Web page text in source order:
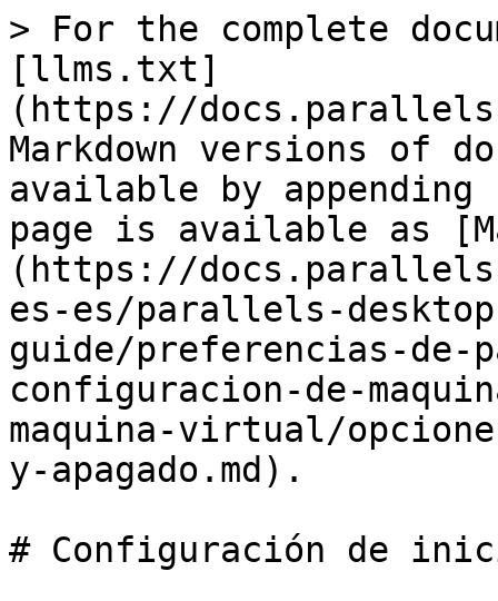
> For the complete
[llms.txt]
(https://
Markdown versions of
available by
page is available as
(https://
es-es/parallels-
guide/preferencias-
configuracion-de-
maquina-virtual/
y-apagado.md).
# Configuración de